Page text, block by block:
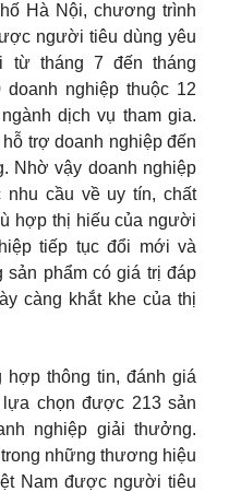
Hà Nội, chương trình
người tiêu dùng yêu
từ tháng 7 đến tháng
nghiệp thuộc 12
dịch vụ tham gia.
trợ doanh nghiệp đến
Nhờ vậy doanh nghiệp
cầu về uy tín, chất
hợp thị hiếu của người
tiếp tục đổi mới và
sản phẩm có giá trị đáp
càng khắt khe của thị
hợp thông tin, đánh giá
chọn được 213 sản
nghiệp giải thưởng.
những thương hiệu
Nam được người tiêu